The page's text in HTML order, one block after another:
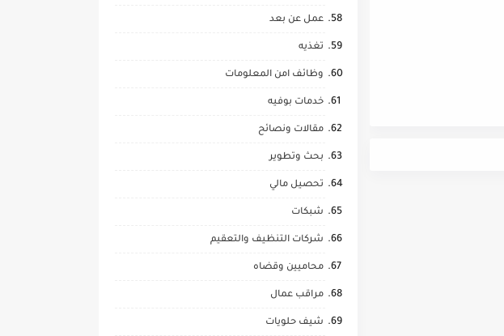
عمل عن بعد
تغذيه
وظائف امن المعلومات
خدمات بوفيه
مقالات ونصائح
بحث وتطوير
تحصيل مالي
شبكات
شركات التنظيف والتعقيم
محاميين وقضاه
مراقب عمال
شيف حلويات